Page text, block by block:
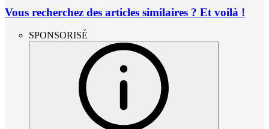
Vous recherchez des articles similaires ? Et voilà !
SPONSORISÉ